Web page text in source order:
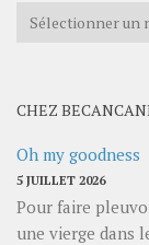
Archives
CHEZ
Oh my goodness
5 JUILLET 2026
Pour faire
une vierge dans